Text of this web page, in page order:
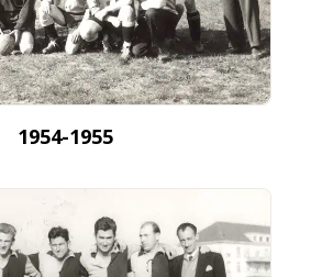
1954-1955